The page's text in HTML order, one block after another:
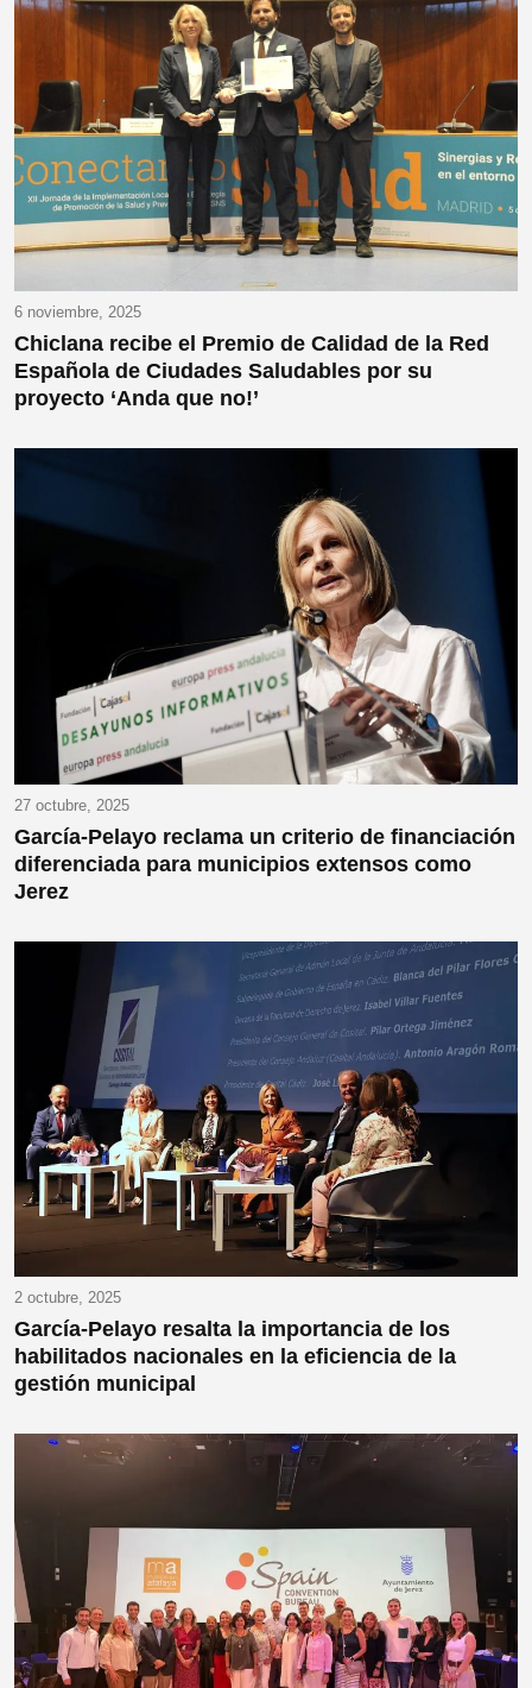
6 noviembre, 2025
Chiclana recibe el Premio de Calidad de la Red
Española de Ciudades Saludables por su
proyecto ‘Anda que no!’
27 octubre, 2025
García-Pelayo reclama un criterio de financiación
diferenciada para municipios extensos como
Jerez
2 octubre, 2025
García-Pelayo resalta la importancia de los
habilitados nacionales en la eficiencia de la
gestión municipal